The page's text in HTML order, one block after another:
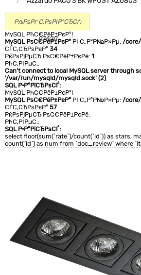
РљРѕРґ С‚РѕРІР°СЂСѓ:
07620
MySQL РћС€РёР±РєР°!
MySQL РѕС€РёР±РєР° РІ С„Р°Р№Р»Рµ: /
СЃС‚СЂРѕРєР° 34
РќРѕРјРµСЂ РѕС€РёР±РєРё: 1
РћС‚РІРµС‚:
Can't connect to local MySQL server through
'/var/run/mysqld/mysqld.sock' (2)
SQL Р·Р°РїСЂРѕСЃ:
MySQL РћС€РёР±РєР°!
MySQL РѕС€РёР±РєР° РІ С„Р°Р№Р»Рµ: /
СЃС‚СЂРѕРєР° 57
РќРѕРјРµСЂ РѕС€РёР±РєРё:
РћС‚РІРµС‚:
SQL Р·Р°РїСЂРѕСЃ:
select floor(sum(`rate`)/count(`id`)) as stars,
count(`id`) as num from `doc_review` where